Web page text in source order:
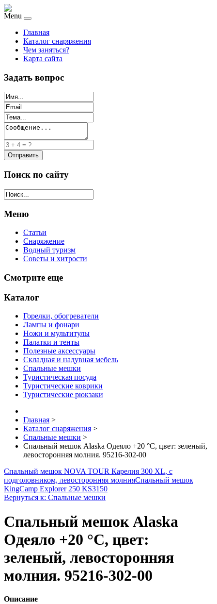
Menu
Главная
Каталог снаряжения
Чем заняться?
Карта сайта
Задать вопрос
Поиск по сайту
Меню
Статьи
Снаряжение
Водный туризм
Советы и хитрости
Смотрите еще
Каталог
Горелки, обогреватели
Лампы и фонари
Ножи и мультитулы
Палатки и тенты
Полезные аксессуары
Складная и надувная мебель
Спальные мешки
Туристическая посуда
Туристические коврики
Туристические рюкзаки
Главная >
Каталог снаряжения >
Спальные мешки >
Спальный мешок Alaska Одеяло +20 °С, цвет: зеленый,
левосторонняя молния. 95216-302-00
Спальный мешок NOVA TOUR Карелия 300 XL, с
подголовником, левосторонняя молнияСпальный мешок
KingCamp Explorer 250 KS3150
Вернуться к: Спальные мешки
Спальный мешок Alaska
Одеяло +20 °С, цвет:
зеленый, левосторонняя
молния. 95216-302-00
Описание